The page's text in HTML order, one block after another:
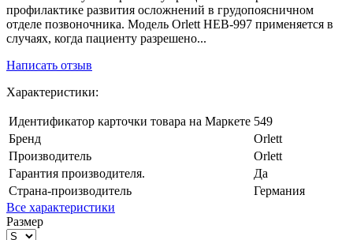
профилактике развития осложнений в грудопоясничном
отделе позвоночника. Модель Orlett НЕВ-997 применяется в
случаях, когда пациенту разрешено...
Написать отзыв
Характеристики:
Идентификатор карточки товара на Маркете 549
Бренд
Orlett
Производитель
Orlett
Гарантия производителя.
Да
Страна-производитель
Германия
Все характеристики
Размер